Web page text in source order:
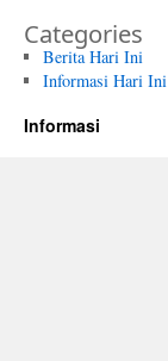
Categories
Berita Hari Ini
Informasi Hari Ini
Informasi